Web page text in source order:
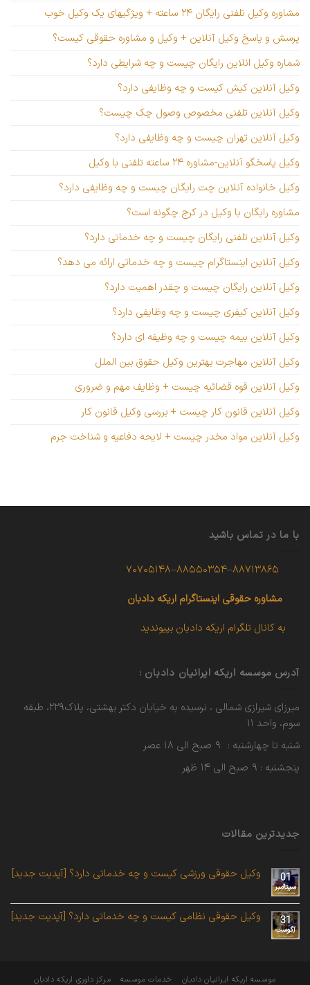
مشاوره وکیل تلفنی رایگان ۲۴ ساعته + ویژگیهای یک وکیل خوب
پرسش و پاسخ وکیل آنلاین + وکیل و مشاوره حقوقی کیست؟
شماره وکیل انلاین رایگان چیست و چه شرایطی دارد؟
وکیل آنلاین کیش کیست و چه وظایفی دارد؟
وکیل آنلاین تلفنی مخصوص وصول چک چیست؟
وکیل آنلاین تهران چیست و چه وظایفی دارد؟
وکیل پاسخگو آنلاین-مشاوره ۲۴ ساعته تلفنی با وکیل
وکیل خانواده آنلاین چت رایگان چیست و چه وظایفی دارد؟
مشاوره رایگان با وکیل در کرج چگونه است؟
وکیل آنلاین تلفنی رایگان چیست و چه خدماتی دارد؟
وکیل آنلاین اینستاگرام چیست و چه خدماتی ارائه می دهد؟
وکیل آنلاین رایگان چیست و چقدر اهمیت دارد؟
وکیل آنلاین کیفری چیست و چه وظایفی دارد؟
وکیل آنلاین بیمه چیست و چه وظیفه ای دارد؟
وکیل آنلاین مهاجرت بهترین وکیل حقوق بین الملل
وکیل آنلاین قوه قضائیه چیست + وظایف مهم و ضروری
وکیل آنلاین قانون کار چیست + بررسی وکیل قانون کار
وکیل آنلاین مواد مخدر چیست + لایحه دفاعیه و شناخت جرم
با ما در تماس باشید
۸۸۷۱۳۸۶۵–۸۸۵۵۰۳۵۴–۷۰۷۰۵۱۴۸
مشاوره حقوقی اینستاگرام اریکه دادبان
به کانال تلگرام اریکه دادبان بپیوندید
آدرس موسسه اریکه ایرانیان دادبان :
میرزای شیرازی شمالی ، نرسیده به خیابان دکتر بهشتی، پلاک۲۲۹، طبقه
سوم، واحد ۱۱
شنبه تا چهارشنبه : ۹ صبح الی ۱۸ عصر
پنجشنبه : ۹ صبح الی ۱۴ ظهر
جدیدترین مقالات
01
سپتامبر
وکیل حقوقی ورزشی کیست و چه خدماتی دارد؟ [آپدیت جدید]
31
آگوست
وکیل حقوقی نظامی کیست و چه خدماتی دارد؟ [آپدیت جدید]
موسسه اریکه ایرانیان دادبان خدمات موسسه مرکز داوری اریکه دادبان